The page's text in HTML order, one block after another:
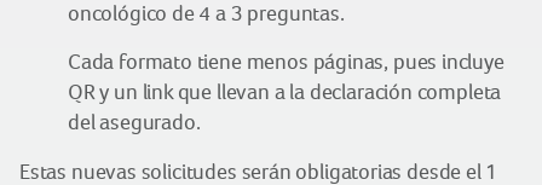
oncológico de 4 a 3 preguntas.
Cada formato tiene menos páginas, pues incluye
QR y un link que llevan a la declaración completa
del asegurado.
Estas nuevas solicitudes serán obligatorias desde el 1